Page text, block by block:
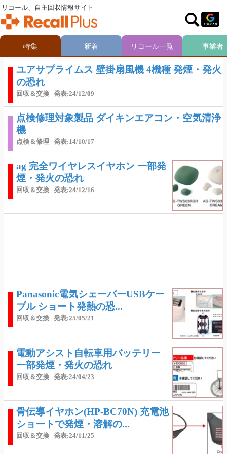
ユアサプライムス 壁掛扇風機 4機種 発煙・発火
の恐れ
回収＆交換 発表:24/12/09
点検修理対象製品 ダイキンエアコン・空気清浄
機
点検＆修理 発表:14/10/17
ag 完全ワイヤレスイヤホン 一部発
煙・発火の恐れ
回収＆交換 発表:24/12/16
Panasonic電気シェーバーUSBケー
ブル ショート発熱の恐...
回収＆交換 発表:25/05/21
電動アシスト自転車用バッテリー
一部発煙・発火の恐れ
回収＆交換 発表:24/04/23
骨伝導イヤホン(HP-BC70N) 充電池
ショートで発煙・溶解の...
回収＆交換 発表:24/11/25
リコール、自主回収情報サイト
特集 新着 リコール一覧 事業者